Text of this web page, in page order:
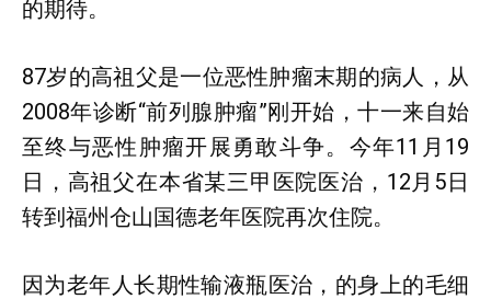
的期待。
87岁的高祖父是一位恶性肿瘤末期的病人，从
2008年诊断“前列腺肿瘤”刚开始，十一来自始
至终与恶性肿瘤开展勇敢斗争。今年11月19
日，高祖父在本省某三甲医院医治，12月5日
转到福州仓山国德老年医院再次住院。
因为老年人长期性输液瓶医治，的身上的毛细